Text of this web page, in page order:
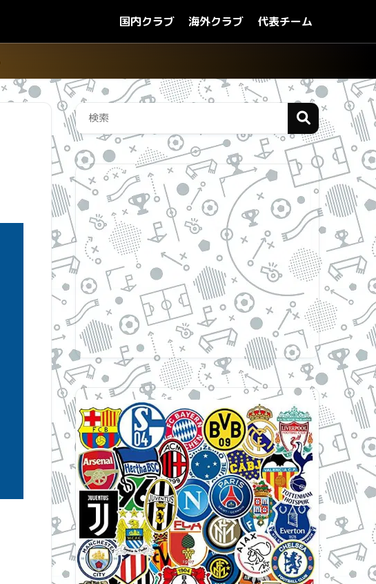
国内クラブ 海外クラブ 代表チーム